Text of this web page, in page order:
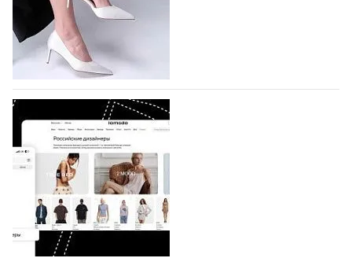
которая пройдет в российской столице с 26 сентября
по 1 октября, уже подано 1047 заявок. Примерно
половину из них (494) прислали дизайнеры,
коллекции которых не были представлены в…
07.08.2026 196
BALLINA представит свои новинки на Euro
Shoes
Компания BALLINA Guangzhou Lihuang Footwear
Co., Ltd., основанная в 2011 году и расположенная в
Гуанчжоу, столице моды Китая, является
профессиональной обувной компанией,
объединяющей разработку, производство и…